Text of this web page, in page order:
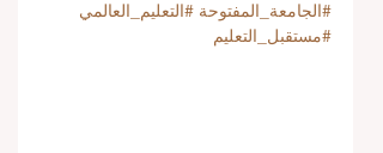
#الجامعة_المفتوحة #التعليم_العالمي
#مستقبل_التعليم